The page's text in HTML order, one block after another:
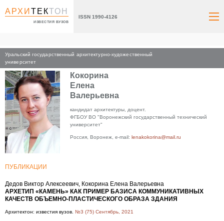
АРХИТЕКТОН
ИЗВЕСТИЯ ВУЗОВ
ISSN 1990-4126
Уральский государственный архитектурно-художественный
университет
Главная
Кокорина
Елена
Валерьевна
кандидат архитектуры, доцент.
ФГБОУ ВО "Воронежский государственный технический
университет"
Россия, Воронеж, e-mail: lenakokorina@mail.ru
ПУБЛИКАЦИИ
Дедов Виктор Алексеевич, Кокорина Елена Валерьевна
АРХЕТИП «КАМЕНЬ» КАК ПРИМЕР БАЗИСА КОММУНИКАТИВНЫХ
КАЧЕСТВ ОБЪЕМНО-ПЛАСТИЧЕСКОГО ОБРАЗА ЗДАНИЯ
Архитектон: известия вузов. №3 (75) Сентябрь, 2021